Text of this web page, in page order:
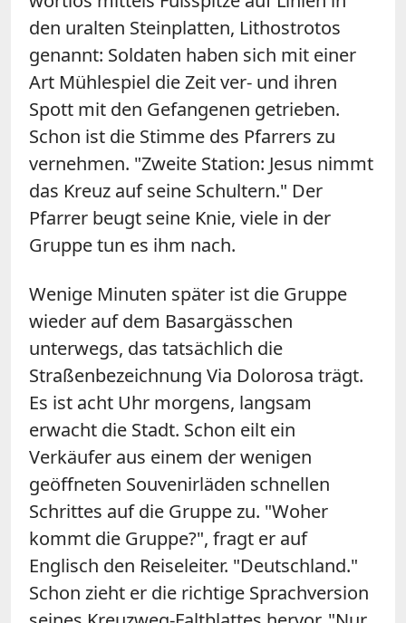
den uralten Steinplatten, Lithostrotos
genannt: Soldaten haben sich mit einer
Art Mühlespiel die Zeit ver- und ihren
Spott mit den Gefangenen getrieben.
Schon ist die Stimme des Pfarrers zu
vernehmen. "Zweite Station: Jesus nimmt
das Kreuz auf seine Schultern." Der
Pfarrer beugt seine Knie, viele in der
Gruppe tun es ihm nach.
Wenige Minuten später ist die Gruppe
wieder auf dem Basargässchen
unterwegs, das tatsächlich die
Straßenbezeichnung Via Dolorosa trägt.
Es ist acht Uhr morgens, langsam
erwacht die Stadt. Schon eilt ein
Verkäufer aus einem der wenigen
geöffneten Souvenirläden schnellen
Schrittes auf die Gruppe zu. "Woher
kommt die Gruppe?", fragt er auf
Englisch den Reiseleiter. "Deutschland."
Schon zieht er die richtige Sprachversion